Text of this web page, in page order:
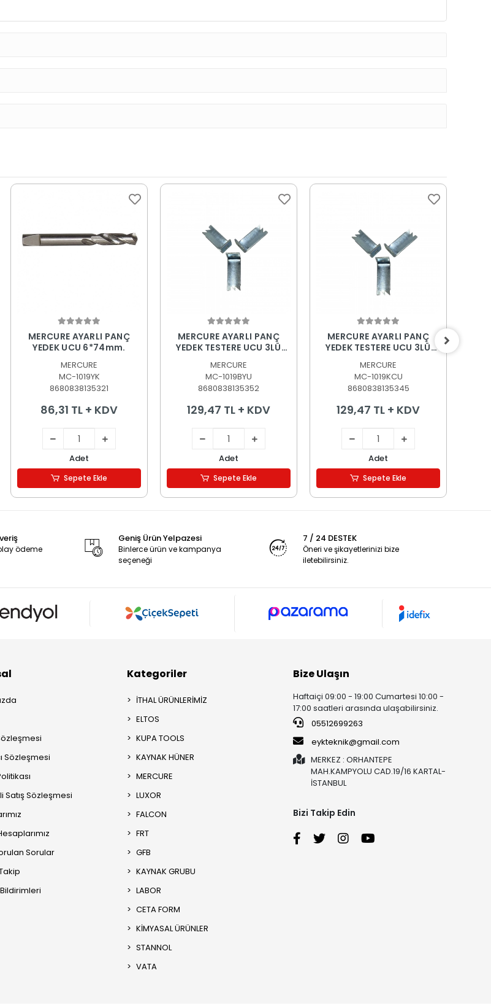
MERCURE AYARLI PANÇ
YEDEK UCU 6*74mm.
MERCURE
MC-1019YK
8680838135321
86,31 TL + KDV
Adet
Sepete Ekle
MERCURE AYARLI PANÇ
YEDEK TESTERE UCU 3LÜ
MERCURE
MC-1019BYU
8680838135352
129,47 TL + KDV
Adet
Sepete Ekle
MERCURE AYARLI PANÇ
YEDEK TESTERE UCU 3LÜ
MERCURE
MC-1019KCU
8680838135345
129,47 TL + KDV
Adet
Sepete Ekle
ödeme
Geniş Ürün Yelpazesi
Binlerce ürün ve kampanya
seçeneği
7 / 24 DESTEK
Öneri ve şikayetlerinizi bize
iletebilirsiniz.
Sözleşmesi
Satış Sözleşmesi
Sorular
Kategoriler
İTHAL ÜRÜNLERİMİZ
ELTOS
KUPA TOOLS
KAYNAK HÜNER
MERCURE
LUXOR
FALCON
FRT
GFB
KAYNAK GRUBU
LABOR
CETA FORM
KİMYASAL ÜRÜNLER
STANNOL
VATA
Bize Ulaşın
Haftaiçi 09:00 - 19:00 Cumartesi 10:00 -
17:00 saatleri arasında ulaşabilirsiniz.
05512699263
eykteknik@gmail.com
MERKEZ : ORHANTEPE
MAH.KAMPYOLU CAD.19/16 KARTAL-
İSTANBUL
Bizi Takip Edin